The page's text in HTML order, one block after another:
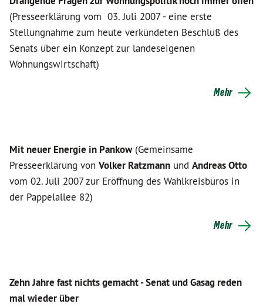
(Presseerklärung vom 03. Juli 2007 - eine erste
Stellungnahme zum heute verkündeten Beschluß des
Senats über ein Konzept zur landeseigenen
Wohnungswirtschaft)
Mehr
Mit neuer Energie in Pankow(Gemeinsame
Presseerklärung von Volker Ratzmann und Andreas Otto
vom 02. Juli 2007 zur Eröffnung des Wahlkreisbüros in
der Pappelallee 82)
Mehr
Zehn Jahre fast nichts gemacht - Senat und Gasag reden
mal wieder über